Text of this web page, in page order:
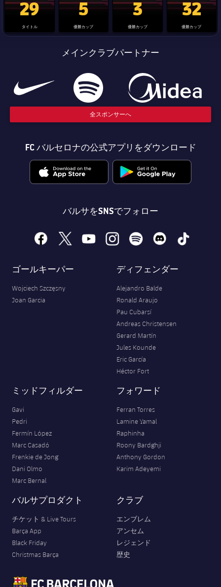
29
タイトル
5
優勝カップ
3
優勝カップ
32
優勝カップ
メインクラブパートナー
全スポンサーへ
FC バルセロナの公式アプリをダウンロード
バルサをSNSでフォロー
facebook
x youtubeinstagramspotify discord tiktok
ゴールキーパー
Wojciech Szczęsny
Joan Garcia
ディフェンダー
Alejandro Balde
Ronald Araujo
Pau Cubarsí
Andreas Christensen
Gerard Martín
Jules Kounde
Eric García
Héctor Fort
ミッドフィルダー
Gavi
Pedri
Fermín López
Marc Casadó
Frenkie de Jong
Dani Olmo
Marc Bernal
フォワード
Ferran Torres
Lamine Yamal
Raphinha
Roony Bardghji
Anthony Gordon
Karim Adeyemi
バルサプロダクト
チケット & Live Tours
Barça App
Black Friday
Christmas Barça
クラブ
エンブレム
アンセム
レジェンド
歴史